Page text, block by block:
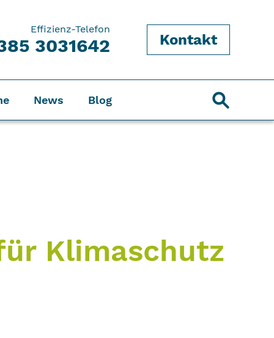
Effizienz-Telefon
3031642 Kontakt
News Blog
Klimaschutz